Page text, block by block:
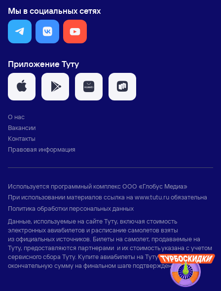
Мы в социальных сетях
Приложение Туту
О нас
Вакансии
Контакты
Правовая информация
Используется программный комплексООО «Глобус Медиа»
При использовании материалов ссылка на www.tutu.ruобязательна
Политика обработки персональных данных
Данные, используемые на сайте Туту, включая стоимость
электронных авиабилетов и расписание самолетов взяты
из официальных источников. Билеты на самолет, продаваемые на
Туту, предоставляются партнерами и их стоимость указана с учетом
сервисного сбора Туту. Купите авиабилеты на Туту и узнайте
окончательную сумму на финальном шаге подтверждения заказа